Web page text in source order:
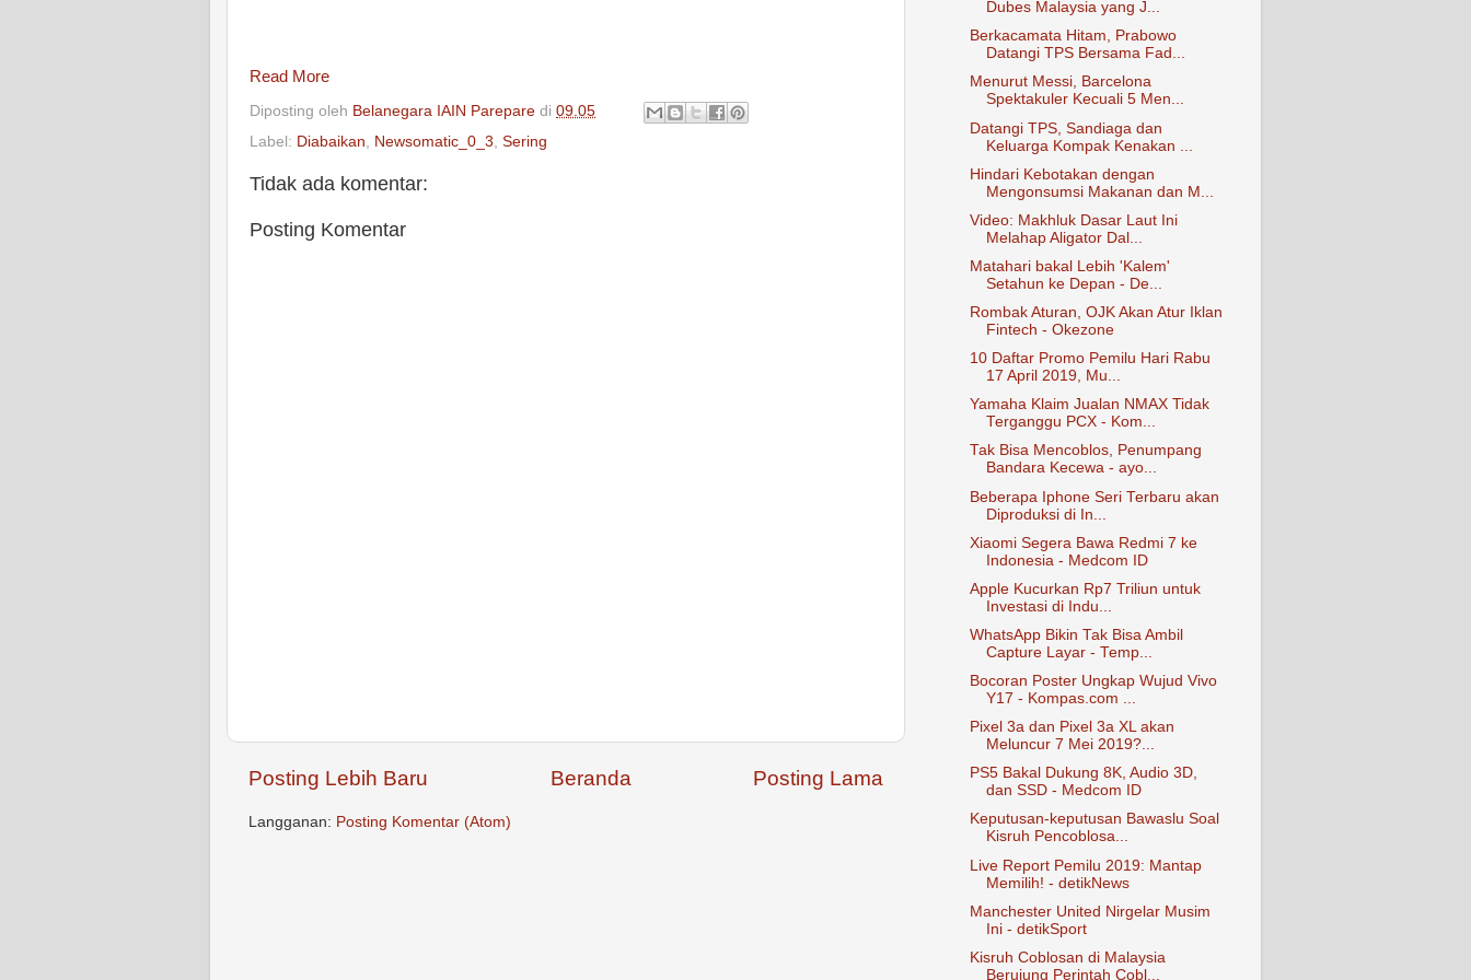
Read More
Diposting oleh Belanegara IAIN Parepare di 09.05
Label: Diabaikan, Newsomatic_0_3, Sering
Tidak ada komentar:
Posting Komentar
Posting Lebih Baru Posting Lama
Beranda
Langganan: Posting Komentar (Atom)
Dubes Malaysia yang J...
Berkacamata Hitam, Prabowo
Datangi TPS Bersama Fad...
Menurut Messi, Barcelona
Spektakuler Kecuali 5 Men...
Datangi TPS, Sandiaga dan
Keluarga Kompak Kenakan ...
Hindari Kebotakan dengan
Mengonsumsi Makanan dan M...
Video: Makhluk Dasar Laut Ini
Melahap Aligator Dal...
Matahari bakal Lebih 'Kalem'
Setahun ke Depan - De...
Rombak Aturan, OJK Akan Atur Iklan
Fintech - Okezone
10 Daftar Promo Pemilu Hari Rabu
17 April 2019, Mu...
Yamaha Klaim Jualan NMAX Tidak
Terganggu PCX - Kom...
Tak Bisa Mencoblos, Penumpang
Bandara Kecewa - ayo...
Beberapa Iphone Seri Terbaru akan
Diproduksi di In...
Xiaomi Segera Bawa Redmi 7 ke
Indonesia - Medcom ID
Apple Kucurkan Rp7 Triliun untuk
Investasi di Indu...
WhatsApp Bikin Tak Bisa Ambil
Capture Layar - Temp...
Bocoran Poster Ungkap Wujud Vivo
Y17 - Kompas.com ...
Pixel 3a dan Pixel 3a XL akan
Meluncur 7 Mei 2019?...
PS5 Bakal Dukung 8K, Audio 3D,
dan SSD - Medcom ID
Keputusan-keputusan Bawaslu Soal
Kisruh Pencoblosa...
Live Report Pemilu 2019: Mantap
Memilih! - detikNews
Manchester United Nirgelar Musim
Ini - detikSport
Kisruh Coblosan di Malaysia
Berujung Perintah Cobl...